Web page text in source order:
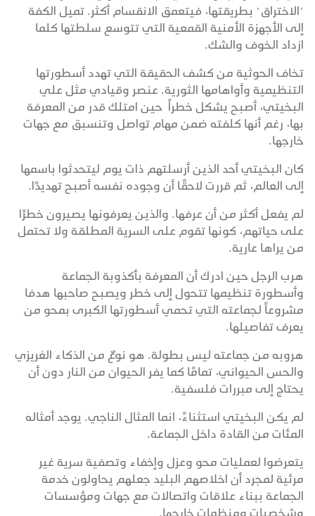
"الاختراق" بطريقتها، فيتعمق الانقسام أكثر. تميل الكفة
إلى الأجهزة الأمنية القمعية التي تتوسع سلطتها كلما
ازداد الخوف والشك.
تخاف الحوثية من كشف الحقيقة التي تهدد أسطورتها
التنظيمية وأواهامها الثورية. عنصر وقيادي مثل علي
البخيتي، أصبح يشكل خطراً حين امتلك قدر من المعرفة
بها، رغم أنها كلفته ضمن مهام تواصل وتنسبق مع جهات
خارجها.
كان البخيتي أحد الذين أرسلتهم ذات يوم ليتحدثوا باسمها
إلى العالم، ثم قررت لاحقًا أن وجوده نفسه أصبح تهديدًا.
لم يفعل أكثر من أن عرفها. والذين يعرفونها يصيرون خطرًا
على حياتهم، كونها تقوم على السرية المطلقة ولا تحتمل
من يراها عارية.
هرب الرجل حين ادرك أن المعرفة بأكذوبة الجماعة
وأسطورة تنظيمها تتحول إلى خطر ويصبح صاحبها هدفا
مشروعاً لجماعته التي تحمي أسطورتها الكبرى بمحو من
يعرف تفاصيلها.
هروبه من جماعته ليس بطولة. هو نوعٌ من الذكاء الغريزي
والحس الحيواني، تمامًا كما يفر الحيوان من النار دون أن
يحتاج إلى مبررات فلسفية.
لم يكن البخيتي استثناءً، انما المثال الناجي. يوجد أمثاله
المئات من القادة داخل الجماعة.
يتعرضوا لعمليات محو وعزل وإخفاء وتصفية سرية غير
مرئية لمجرد أن اخلاصهم البليد جعلهم يحاولون خدمة
الجماعة ببناء علاقات واتصالات مع جهات ومؤسسات